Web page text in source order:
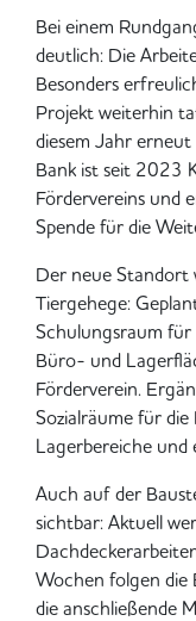
Bei einem
deutlich: Die
Besonders
Projekt weiterhin
diesem Jahr
Bank ist seit 2023
Fördervereins und
Spende für die
Der neue Standort
Tiergehege:
Schulungsraum für
Büro- und
Förderverein.
Sozialräume für
Lagerbereiche und
Auch auf der
sichtbar: Aktuell
Wochen folgen die
die anschließende